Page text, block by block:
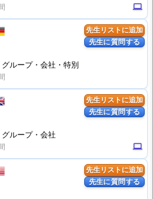
computer
先生リストに追加
先生に質問する
グループ・会社・特別
先生リストに追加
先生に質問する
computer
グループ・会社
先生リストに追加
先生に質問する